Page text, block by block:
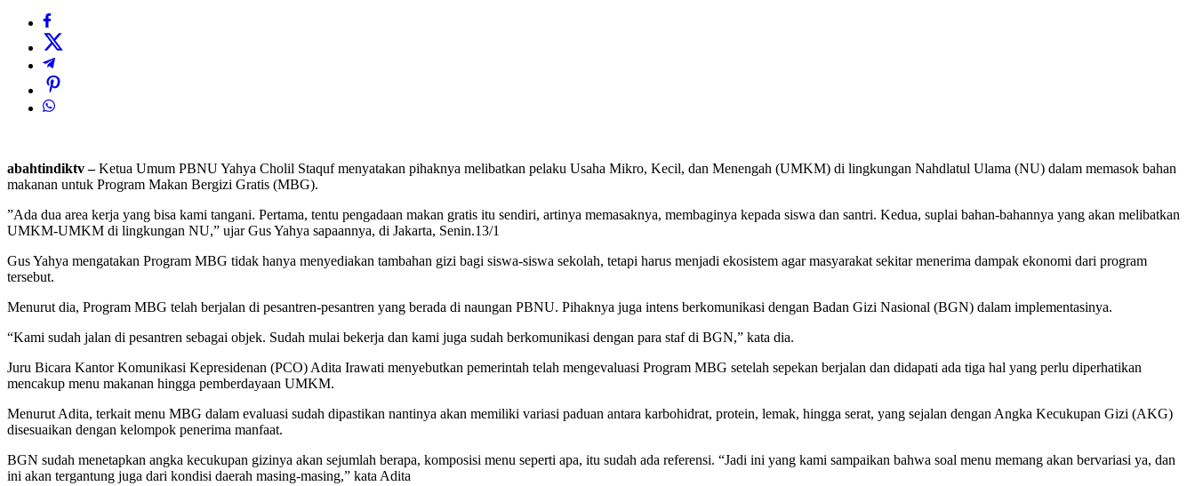
abahtindiktv –Ketua Umum PBNU Yahya Cholil Staquf menyatakan pihaknya melibatkan pelaku Usaha Mikro, Kecil, dan Menengah (UMKM) di lingkungan Nahdlatul Ulama (NU) dalam memasok bahan
makanan untuk Program Makan Bergizi Gratis (MBG).
”Ada dua area kerja yang bisa kami tangani. Pertama, tentu pengadaan makan gratis itu sendiri, artinya memasaknya, membaginya kepada siswa dan santri. Kedua, suplai bahan-bahannya yang akan melibatkan
UMKM-UMKM di lingkungan NU,” ujar Gus Yahya sapaannya, di Jakarta, Senin.13/1
Gus Yahya mengatakan Program MBG tidak hanya menyediakan tambahan gizi bagi siswa-siswa sekolah, tetapi harus menjadi ekosistem agar masyarakat sekitar menerima dampak ekonomi dari program
tersebut.
Menurut dia, Program MBG telah berjalan di pesantren-pesantren yang berada di naungan PBNU. Pihaknya juga intens berkomunikasi dengan Badan Gizi Nasional (BGN) dalam implementasinya.
“Kami sudah jalan di pesantren sebagai objek. Sudah mulai bekerja dan kami juga sudah berkomunikasi dengan para staf di BGN,” kata dia.
Juru Bicara Kantor Komunikasi Kepresidenan (PCO) Adita Irawati menyebutkan pemerintah telah mengevaluasi Program MBG setelah sepekan berjalan dan didapati ada tiga hal yang perlu diperhatikan
mencakup menu makanan hingga pemberdayaan UMKM.
Menurut Adita, terkait menu MBG dalam evaluasi sudah dipastikan nantinya akan memiliki variasi paduan antara karbohidrat, protein, lemak, hingga serat, yang sejalan dengan Angka Kecukupan Gizi (AKG)
disesuaikan dengan kelompok penerima manfaat.
BGN sudah menetapkan angka kecukupan gizinya akan sejumlah berapa, komposisi menu seperti apa, itu sudah ada referensi. “Jadi ini yang kami sampaikan bahwa soal menu memang akan bervariasi ya, dan
ini akan tergantung juga dari kondisi daerah masing-masing,” kata Adita